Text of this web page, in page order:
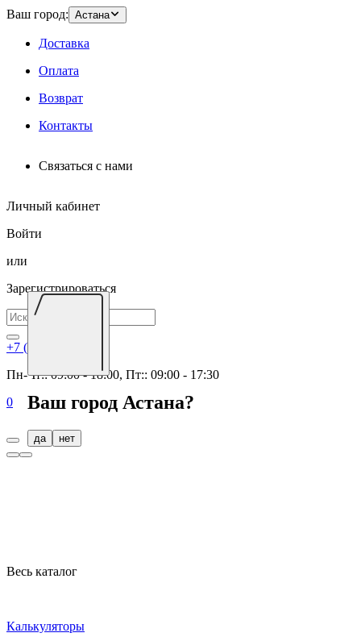
Ваш город: Астана
Доставка
Оплата
Возврат
Контакты
Связаться с нами
Личный кабинет
Войти
или
Зарегистрироваться
+7 (7172) 695-026
Пн-Чт:: 09:00 - 18:00, Пт:: 09:00 - 17:30
0
Весь каталог
Калькуляторы
Ваш город Астана?
да нет